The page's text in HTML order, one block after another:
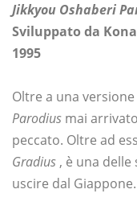
Jikkyou Oshaberi
Sviluppato da
1995
Oltre a una
Parodius mai
peccato. Oltre ad
Gradius , è una
uscire dal Giappone.